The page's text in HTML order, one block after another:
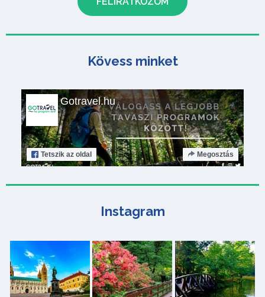
Kövess minket
Gotravel.hu
Tetszik az oldal Megosztás
Instagram